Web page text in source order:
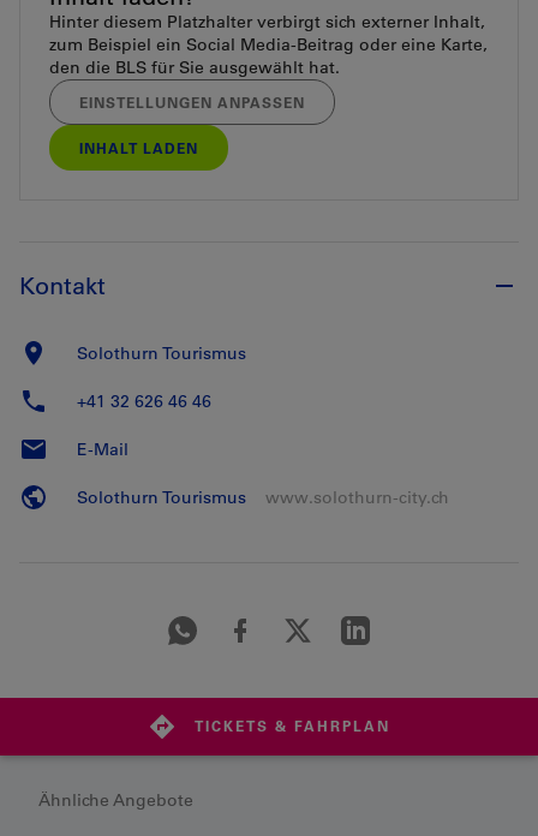
Hinter diesem Platzhalter verbirgt sich externer Inhalt,
zum Beispiel ein Social Media-Beitrag oder eine Karte,
den die BLS für Sie ausgewählt hat.
EINSTELLUNGEN ANPASSEN
INHALT LADEN
Kontakt
Solothurn Tourismus
+41 32 626 46 46
E-Mail
Solothurn Tourismus www.solothurn-city.ch
TICKETS & FAHRPLAN
Ähnliche Angebote